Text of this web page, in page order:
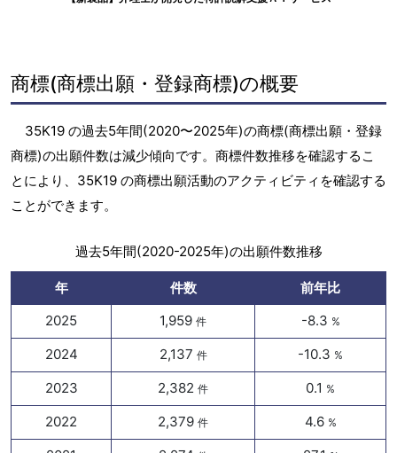
商標(商標出願・登録商標)の概要
35K19 の過去5年間(2020〜2025年)の商標(商標出願・登録
商標)の出願件数は減少傾向です。商標件数推移を確認するこ
とにより、35K19 の商標出願活動のアクティビティを確認する
ことができます。
過去5年間(2020-2025年)の出願件数推移
年 件数
前年比
2025
1,959 件 -8.3 %
2024 2,137 件 -10.3 %
2023 2,382 件 0.1 %
2022 2,379 件 4.6 %